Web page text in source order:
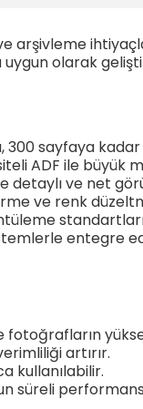
olarak
300 sayfaya
ADF ile büyük
detaylı ve net
ve renk
entegre
artırır.
kullanılabilir.
süreli